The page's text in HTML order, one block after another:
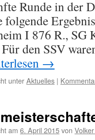
Runde in der
folgende
I 876 R., SG
den SSV
→
unterAktuelles |
am 6. April 2015von